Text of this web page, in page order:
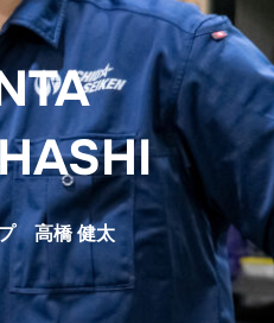
高橋 健太